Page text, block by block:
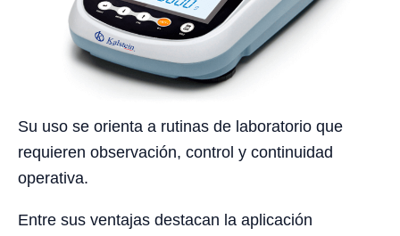
Su uso se orienta a rutinas de laboratorio que
requieren observación, control y continuidad
operativa.
Entre sus ventajas destacan la aplicación